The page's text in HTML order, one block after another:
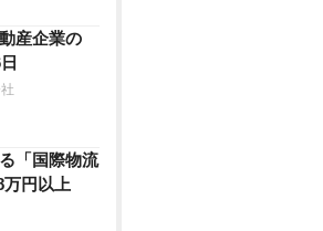
産企業の
「国際物流
万円以上